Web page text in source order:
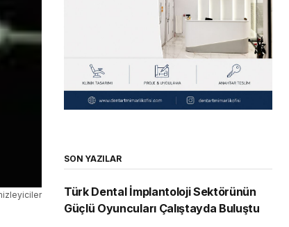
SON YAZILAR
Türk Dental İmplantoloji Sektörünün
Güçlü Oyuncuları Çalıştayda Buluştu